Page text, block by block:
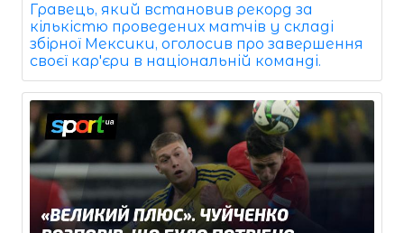
Гравець, який встановив рекорд за
кількістю проведених матчів у складі
збірної Мексики, оголосив про завершення
своєї кар'єри в національній команді.